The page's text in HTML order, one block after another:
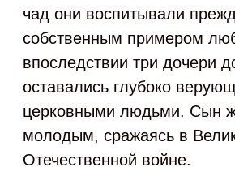
чад они воспитывали
собственным примером
впоследствии три дочери
оставались глубоко
церковными людьми. Сын
молодым, сражаясь в
Отечественной войне.